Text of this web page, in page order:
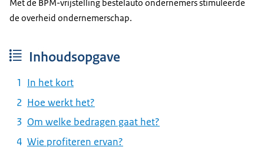
Met de BPM-vrijstelling bestelauto ondernemers stimuleerde
de overheid ondernemerschap.
Inhoudsopgave
In het kort
Hoe werkt het?
Om welke bedragen gaat het?
Wie profiteren ervan?